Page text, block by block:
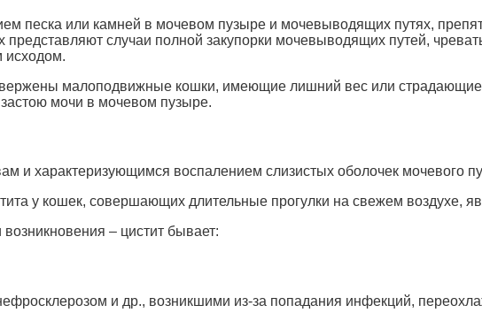
песка или камней в мочевом пузыре и мочевыводящих путях,
случаи полной закупорки мочевыводящих путей,
исходом.
малоподвижные кошки, имеющие лишний вес или
мочи в мочевом пузыре.
и характеризующимся воспалением слизистых оболочек мочевого
у кошек, совершающих длительные прогулки на свежем воздухе,
– цистит бывает:
и др., возникшими из-за попадания инфекций,